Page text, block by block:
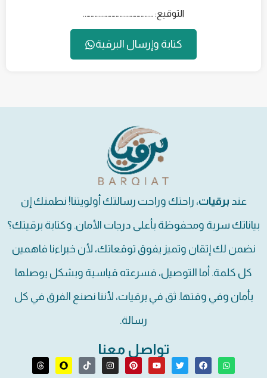
التوقيع: …………………………………………..
كتابة وإرسال البرقية
عند برقيات، راحتك وراحت رسالتك أولويتنا! نطمنك إن
بياناتك سرية ومحفوظة بأعلى درجات الأمان. وكتابة برقيتك؟
نضمن لك إتقان وتميز يفوق توقعاتك، لأن خبراءنا فاهمين
كل كلمة. أما التوصيل، فسرعته قياسية وبشكل يوصلها
بأمان وفي وقتها. ثق في برقيات، لأننا نصنع الفرق في كل
رسالة.
تواصل معنا